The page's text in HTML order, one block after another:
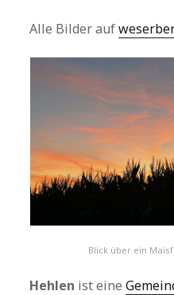
Alle Bilder auf
Blick über ein
Hehlen ist eine